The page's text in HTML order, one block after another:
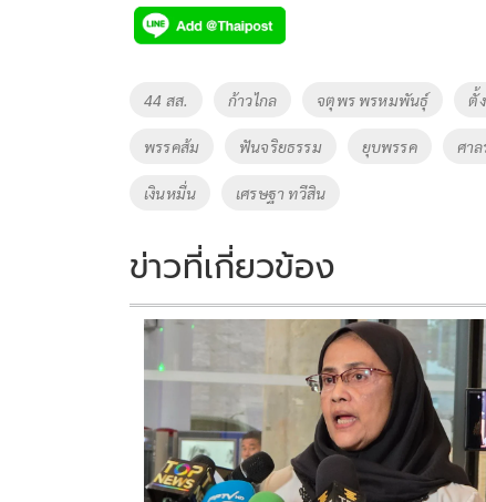
e
b
o
o
k
tt
er
p
y
Li
n
k
Tags
44 สส. ก้าวไกล จตุพร พรหมพันธุ์ ตั้
พรรคส้ม ฟันจริยธรรม ยุบพรรค ศา
เงินหมื่น เศรษฐา ทวีสิน
ข่าวที่เกี่ยวข้อง